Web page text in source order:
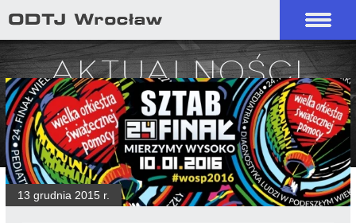
Aktualności
13 grudnia 2015 r.